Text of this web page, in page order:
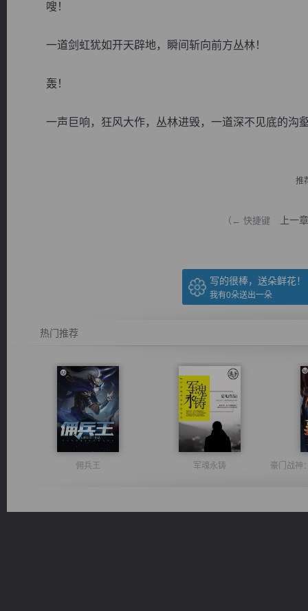
嗖！
一道剑虹犹如开天辟地，瞬间斩向前方丛林！
轰！
一声巨响，狂风大作，丛林进毁，一道深不见底的沟
推
（← 快捷键 上一章
写的很棒，送朵鲜花！
我有0朵送出一朵
热门推荐
佣兵王 军魂永铸